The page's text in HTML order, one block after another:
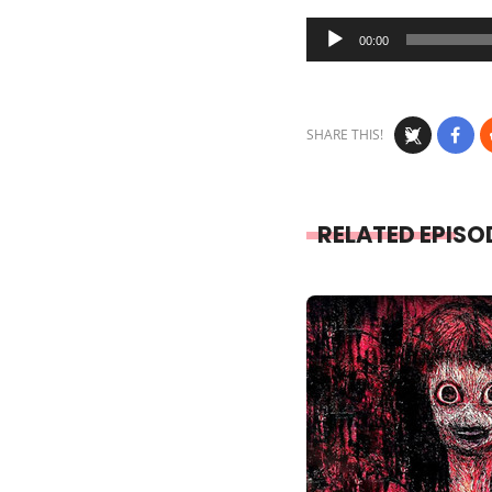
Audio
Player
00:00
SHARE THIS!
RELATED